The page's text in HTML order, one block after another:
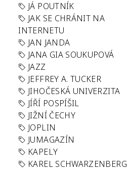
JÁ POUTNÍK
JAK SE CHRÁNIT NA
INTERNETU
JAN JANDA
JANA GIA SOUKUPOVÁ
JAZZ
JEFFREY A. TUCKER
JIHOČESKÁ UNIVERZITA
JÍŘÍ POSPÍŠIL
JIŽNÍ ČECHY
JOPLIN
JUMAGAZÍN
KAPELY
KAREL SCHWARZENBERG